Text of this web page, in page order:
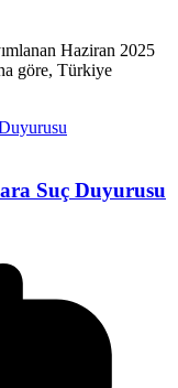
Haziran 2025
göre, Türkiye
Suç Duyurusu